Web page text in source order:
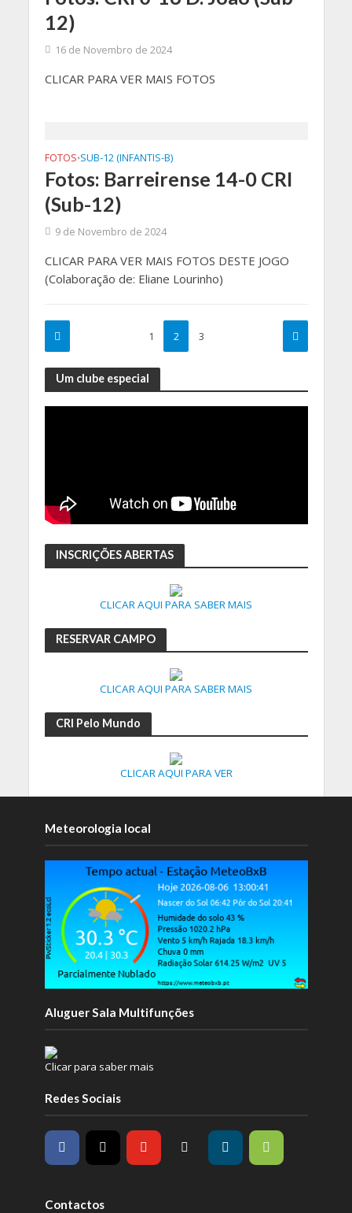
12)
16 de Novembro de 2024
CLICAR PARA VER MAIS FOTOS
FOTOS•SUB-12 (INFANTIS-B)
Fotos: Barreirense 14-0 CRI
(Sub-12)
9 de Novembro de 2024
CLICAR PARA VER MAIS FOTOS DESTE JOGO
(Colaboração de: Eliane Lourinho)
1 2 3
Um clube especial
INSCRIÇÕES ABERTAS
CLICAR AQUI PARA SABER MAIS
RESERVAR CAMPO
CLICAR AQUI PARA SABER MAIS
CRI Pelo Mundo
CLICAR AQUI PARA VER
Meteorologia local
Aluguer Sala Multifunções
Clicar para saber mais
Redes Sociais
Contactos